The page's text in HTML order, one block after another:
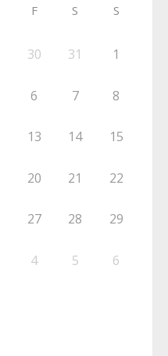
F S S
30 31 1
6 7 8
13 14 15
20 21 22
27 28 29
4 5 6